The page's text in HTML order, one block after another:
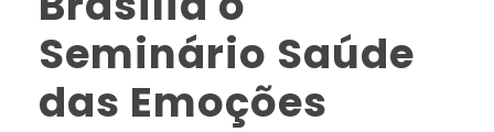
Seminário Saúde
das Emoções